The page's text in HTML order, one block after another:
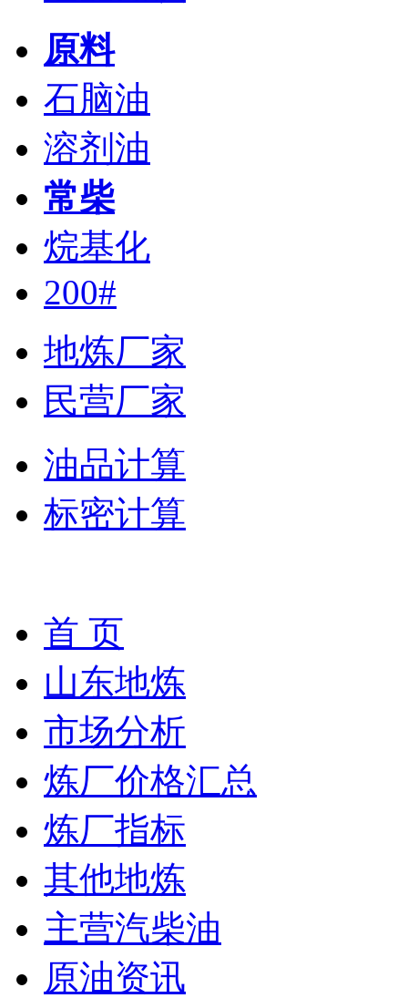
原料
石脑油
溶剂油
常柴
烷基化
200#
地炼厂家
民营厂家
油品计算
标密计算
首 页
山东地炼
市场分析
炼厂价格汇总
炼厂指标
其他地炼
主营汽柴油
原油资讯